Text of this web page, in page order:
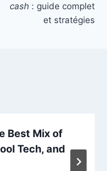
cash : guide complet
et stratégies
Best Mix of
Tech, and